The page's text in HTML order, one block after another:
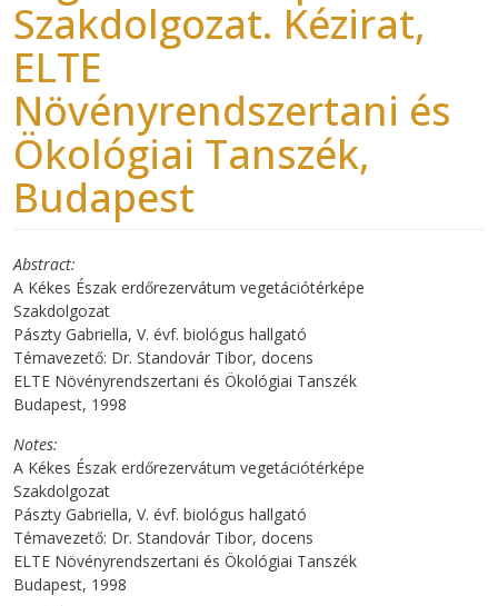
Szakdolgozat. Kézirat,
ELTE
Növényrendszertani és
Ökológiai Tanszék,
Budapest
Abstract
A Kékes Észak erdőrezervátum vegetációtérképe
Szakdolgozat
Pászty Gabriella, V. évf. biológus hallgató
Témavezető: Dr. Standovár Tibor, docens
ELTE Növényrendszertani és Ökológiai Tanszék
Budapest, 1998
Notes
A Kékes Észak erdőrezervátum vegetációtérképe
Szakdolgozat
Pászty Gabriella, V. évf. biológus hallgató
Témavezető: Dr. Standovár Tibor, docens
ELTE Növényrendszertani és Ökológiai Tanszék
Budapest, 1998